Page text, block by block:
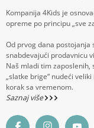
Kompanija 4Kids je
opreme po principu „sve
Od prvog dana postojanja
snabdevajući prodavnicu
Naš mladi tim
„slatke brige“ nudeći
korak sa vremenom.
Saznaj više